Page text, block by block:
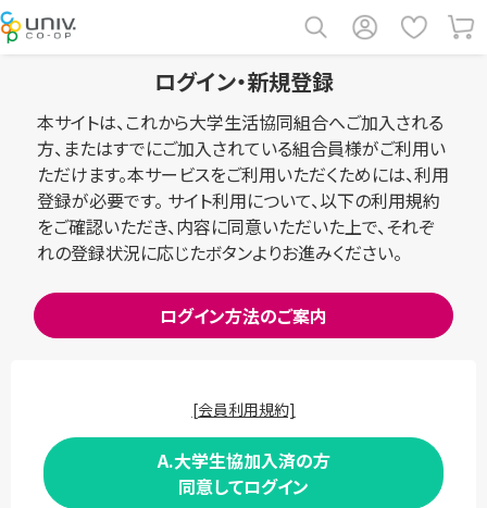
ログイン・新規登録
本サイトは、これから大学生活協同組合へご加入される
方、またはすでにご加入されている組合員様がご利用い
ただけます。本サービスをご利用いただくためには、利用
登録が必要です。 サイト利用について、以下の利用規約
をご確認いただき、内容に同意いただいた上で、それぞ
れの登録状況に応じたボタンよりお進みください。
ログイン方法のご案内
[会員利用規約]
A.大学生協加入済の方
同意してログイン